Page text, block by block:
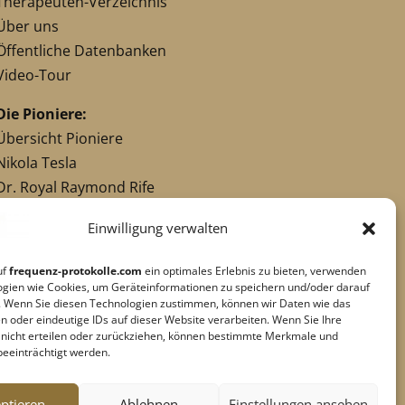
Einwilligung verwalten
frequenz-protokolle.com ein optimales Erlebnis zu bieten, verwenden
wie Cookies, um Geräteinformationen zu speichern und/oder darauf
Sie diesen Technologien zustimmen, können wir Daten wie das
oder eindeutige IDs auf dieser Website verarbeiten. Wenn Sie Ihre
erteilen oder zurückziehen, können bestimmte Merkmale und
werden.
uns
Datenbanken
Tour
Pioniere:
Pioniere
Tesla
Royal Raymond Rife
Robert C. Beck
Pioniere
|Datenschutz
Barrierefreiheit